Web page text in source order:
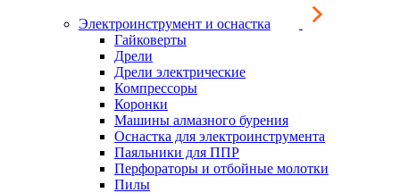
Электроинструмент и оснастка
Гайковерты
Дрели
Дрели электрические
Компрессоры
Коронки
Машины алмазного бурения
Оснастка для электроинструмента
Паяльники для ППР
Перфораторы и отбойные молотки
Пилы